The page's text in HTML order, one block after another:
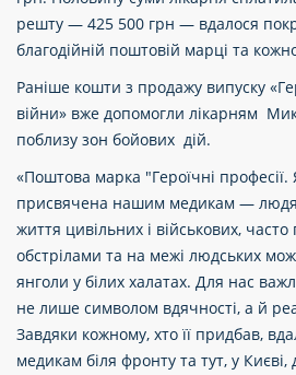
решту — 425 500 грн — вдалося
благодійній поштовій марці та
Раніше кошти з продажу випуску
війни» вже допомогли лікарням
поблизу зон бойових дій.
«Поштова марка "Героїчні професії.
присвячена нашим медикам —
життя цивільних і військових,
обстрілами та на межі людських
янголи у білих халатах. Для нас
не лише символом вдячності, а й
Завдяки кожному, хто її придбав,
медикам біля фронту та тут, у Києві,